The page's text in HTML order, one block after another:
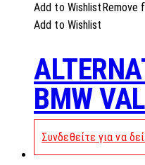
Add to Wishlist Remove
Add to Wishlist
BMW
Συνδεθείτε για να